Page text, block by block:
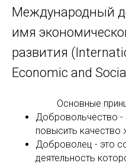
Международный
имя
развития
Economic and
Основные
Добровольчество -
повысить качество
Доброволец - это
деятельность